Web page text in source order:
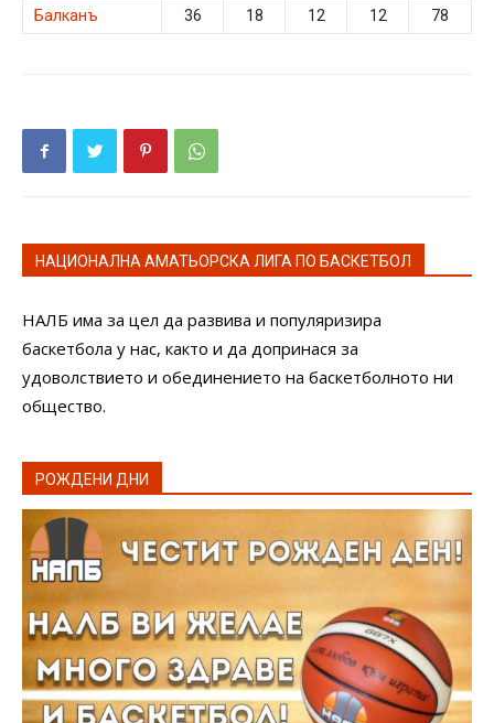
Балканъ
36 18 12 12 78
НАЦИОНАЛНА АМАТЬОРСКА ЛИГА ПО БАСКЕТБОЛ
НАЛБ има за цел да развива и популяризира
баскетбола у нас, както и да допринася за
удоволствието и обединението на баскетболното ни
общество.
РОЖДЕНИ ДНИ